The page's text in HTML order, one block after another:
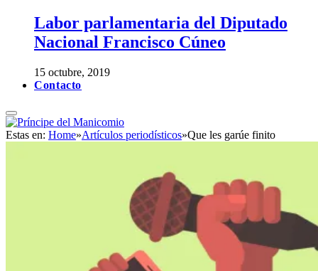
Labor parlamentaria del Diputado
Nacional Francisco Cúneo
15 octubre, 2019
Contacto
Estas en: Home»Artículos periodísticos»Que les garúe finito